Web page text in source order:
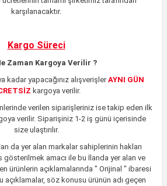
karşılanacaktır.
Kargo Süreci
Zaman Kargoya Verilir ?
kadar yapacağınız alışverişler AYNI GÜN
kargoya verilir.
verilen siparişleriniz ise takip eden ilk
verilir. Siparişiniz 1-2 iş günü içerisinde
size ulaştırılır.
da yer alan markalar sahiplerinin hakları
amacı ile bu İlanda yer alan ve
ürünlerin açıklamalarında " Orijinal " ibaresi
açıklamalar, söz konusu ürünün adı geçen